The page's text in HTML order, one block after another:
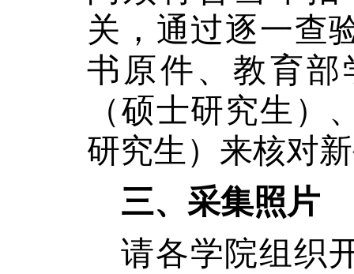
关，通过逐一查
书原件、教育
（硕士研究生）
研究生）来核对
三、采集照片
请各学院组织